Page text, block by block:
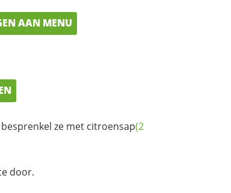
AAN MENU
ze met citroensap(2
door.